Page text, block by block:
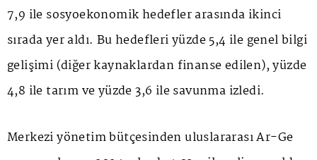
7,9 ile sosyoekonomik hedefler arasında ikinci
sırada yer aldı. Bu hedefleri yüzde 5,4 ile genel bilgi
gelişimi (diğer kaynaklardan finanse edilen), yüzde
4,8 ile tarım ve yüzde 3,6 ile savunma izledi.
Merkezi yönetim bütçesinden uluslararası Ar-Ge